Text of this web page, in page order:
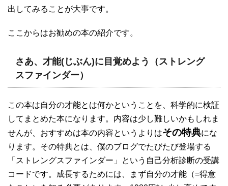
出してみることが大事です。
ここからはお勧めの本の紹介です。
さあ、才能(じぶん)に目覚めよう（ストレング
スファインダー）
この本は自分の才能とは何かということを、科学的に検証
してまとめた本になります。内容は少し難しいかもしれま
せんが、おすすめは本の内容というよりはその特典にな
ります。その特典とは、僕のブログでたびたび登場する
「ストレングスファインダー」という自己分析診断の受講
コードです。成長するためには、まず自分の才能（=得意